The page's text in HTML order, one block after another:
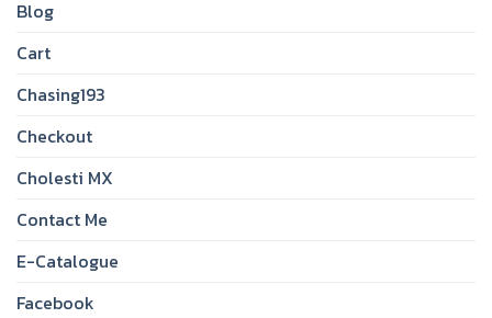
Blog
Cart
Chasing193
Checkout
Cholesti MX
Contact Me
E-Catalogue
Facebook